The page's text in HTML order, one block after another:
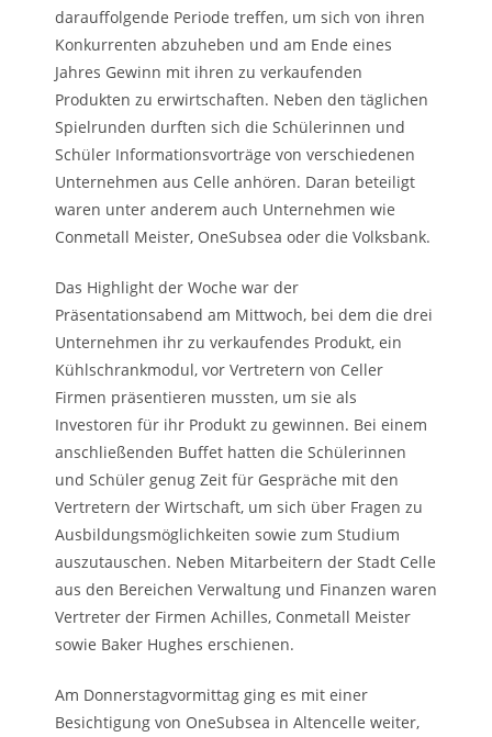
darauffolgende Periode treffen, um sich von ihren
Konkurrenten abzuheben und am Ende eines
Jahres Gewinn mit ihren zu verkaufenden
Produkten zu erwirtschaften. Neben den täglichen
Spielrunden durften sich die Schülerinnen und
Schüler Informationsvorträge von verschiedenen
Unternehmen aus Celle anhören. Daran beteiligt
waren unter anderem auch Unternehmen wie
Conmetall Meister, OneSubsea oder die Volksbank.
Das Highlight der Woche war der
Präsentationsabend am Mittwoch, bei dem die drei
Unternehmen ihr zu verkaufendes Produkt, ein
Kühlschrankmodul, vor Vertretern von Celler
Firmen präsentieren mussten, um sie als
Investoren für ihr Produkt zu gewinnen. Bei einem
anschließenden Buffet hatten die Schülerinnen
und Schüler genug Zeit für Gespräche mit den
Vertretern der Wirtschaft, um sich über Fragen zu
Ausbildungsmöglichkeiten sowie zum Studium
auszutauschen. Neben Mitarbeitern der Stadt Celle
aus den Bereichen Verwaltung und Finanzen waren
Vertreter der Firmen Achilles, Conmetall Meister
sowie Baker Hughes erschienen.
Am Donnerstagvormittag ging es mit einer
Besichtigung von OneSubsea in Altencelle weiter,